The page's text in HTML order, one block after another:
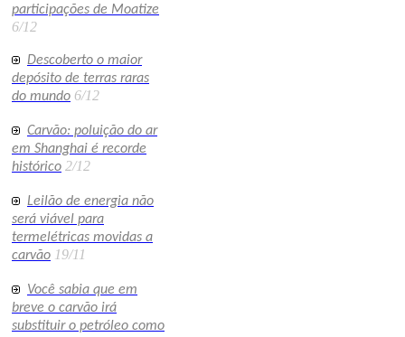
participações de Moatize
6/12
Descoberto o maior
depósito de terras raras
do mundo 6/12
Carvão: poluição do ar
em Shanghai é recorde
histórico 2/12
Leilão de energia não
será viável para
termelétricas movidas a
carvão 19/11
Você sabia que em
breve o carvão irá
substituir o petróleo como